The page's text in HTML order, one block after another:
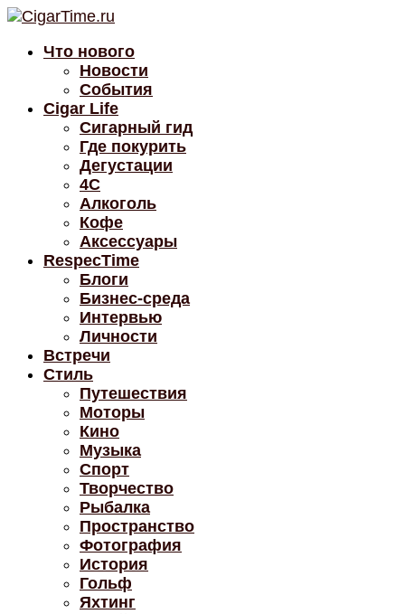
Что нового
Новости
События
Cigar Life
Сигарный гид
Где покурить
Дегустации
4C
Алкоголь
Кофе
Аксессуары
RespecTime
Блоги
Бизнес-среда
Интервью
Личности
Встречи
Стиль
Путешествия
Моторы
Кино
Музыка
Спорт
Творчество
Рыбалка
Пространство
Фотография
История
Гольф
Яхтинг